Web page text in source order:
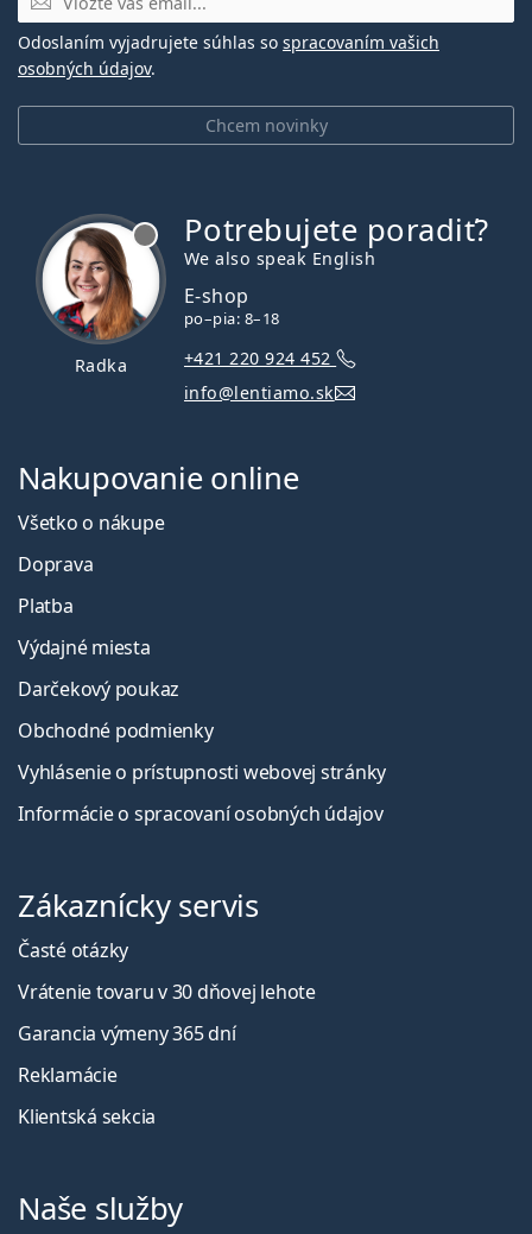
Chcem novinky
Odoslaním vyjadrujete súhlas so spracovaním vašich
osobných údajov.
Radka
Potrebujete poradiť?
We also speak English
E-shop
po–pia: 8–18
+421 220 924 452
info@lentiamo.sk
Nakupovanie online
Všetko o nákupe
Doprava
Platba
Výdajné miesta
Darčekový poukaz
Obchodné podmienky
Vyhlásenie o prístupnosti webovej stránky
Informácie o spracovaní osobných údajov
Zákaznícky servis
Časté otázky
Vrátenie tovaru v 30 dňovej lehote
Garancia výmeny 365 dní
Reklamácie
Klientská sekcia
Naše služby